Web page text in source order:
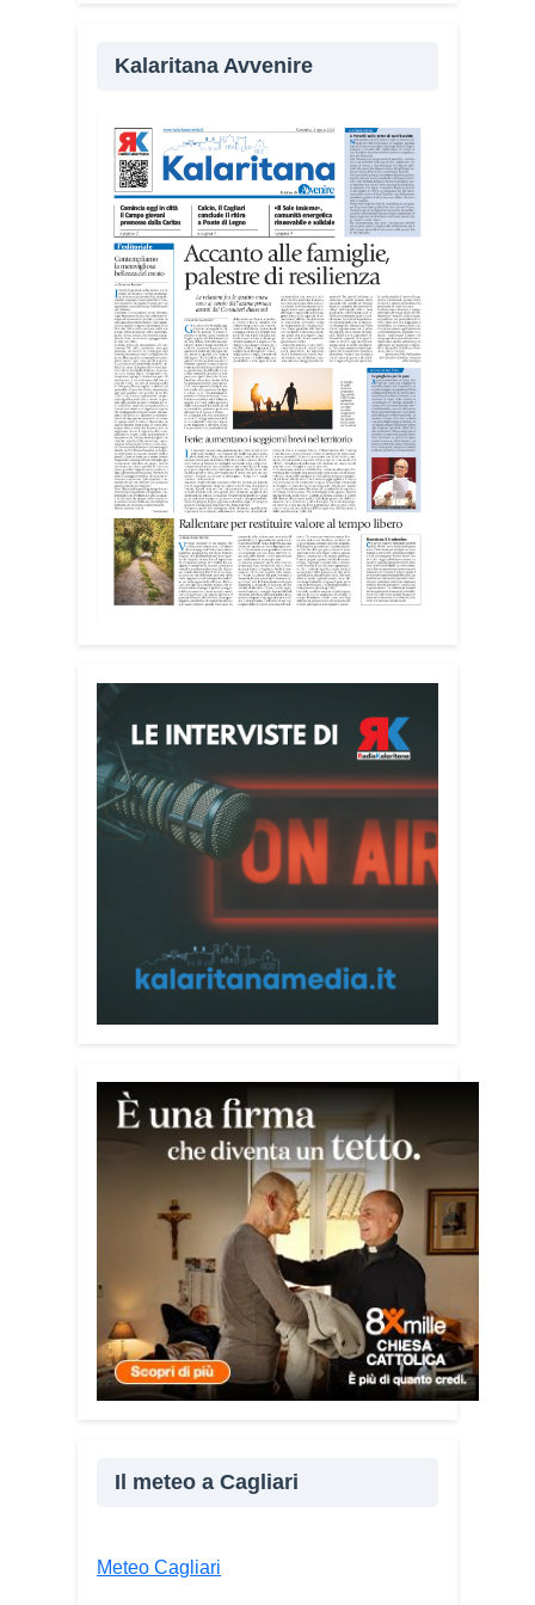
Attenzione alle telefonate
Una pubblicazione di servizio dedicata
alla prevenzione delle truffe ai danni
degli anziani e delle persone più fragili.
Vademecum contro le truffe,
Passi di Speranzae da anni
impegnato nel sostegno alle persone
più vulnerabili. «L’idea di realizzare il
soprattutto le persone più fragili: anziani,
malati e persone socialmente isolate,
che spesso vengono lasciate sole e
senza strumenti per difendersi. La mia
esperienza personale e il contatto
diretto con chi vive situazioni di
vulnerabilità mi hanno spinto a creare
uno strumento semplice, concreto e
facilmente consultabile. L’obiettivo era
accompagnare le persone, non
spaventarle o farle sentire giudicate».
d’allarme e comportamenti utili da
e che punta soprattutto a prevenire.
Kalaritana Avvenire
Il meteo a Cagliari
Meteo Cagliari